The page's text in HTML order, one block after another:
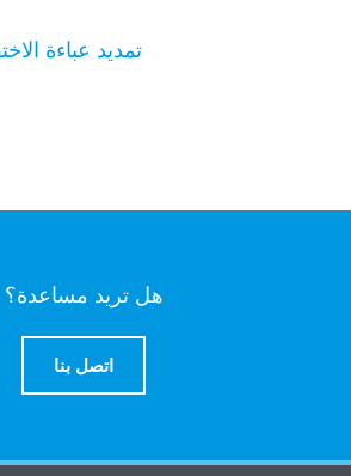
تمديد عباءة الاختفاء - DEU-1706
هل تريد مساعدة؟
اتصل بنا